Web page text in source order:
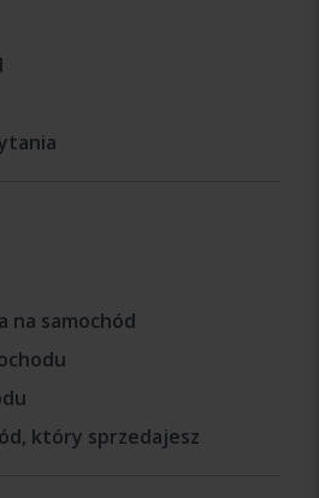
na samochód
który sprzedajesz